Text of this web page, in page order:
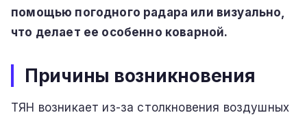
помощью погодного радара или визуально,
что делает ее особенно коварной.
Причины возникновения
ТЯН возникает из-за столкновения воздушных